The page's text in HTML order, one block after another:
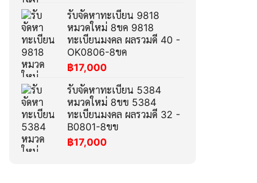
รับจัดหาทะเบียน 9818
หมวดใหม่ 8ขค 9818
ทะเบียนมงคล ผลรวมดี 40 -
OK0806-8ขค
฿17,000
รับจัดหาทะเบียน 5384
หมวดใหม่ 8ขข 5384
ทะเบียนมงคล ผลรวมดี 32 -
B0801-8ขข
฿17,000